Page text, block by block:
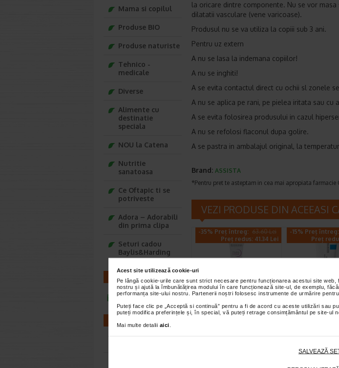
Acest site utilizează cookie-uri
Pe lângă cookie-urile care sunt strict necesare pentru funcționarea acestui site
nostru și ajută la îmbunătățirea modului în care funcționează site-ul, de exemplu,
performanța site-ului nostru. Partenerii noștri folosesc instrumente de urmărire
Puteți face clic pe „Acceptă si continuă” pentru a fi de acord cu aceste utilizări sau
puteți modifica preferințele și, în special, vă puteți retrage consimțământul pe site-ul
Mai multe detalii aici
SALVEAZĂ
la oricare dintre componente. Nu se vor
dilatatii vasculare (vene varicoase).
Produsul nu se va utiliza la copiii sub 3 ani.
Pentru uz extern
A nu se Iasa la indemana copiilor!
A nu se inghiti!
A se evita contactul direct cu ochii sl zonele
A nu se aplica pe rani, pe pielea iritata sau cu
A se evita folosirea produsului in cazul
A nu se refolosi flaconul dupa golire.
A se pastra in ambalajul original, la
Brand: ASSISTA
*Pentru pret te asteptam in cea mai apropiata farmacie
VEZI PRODUSE DIN ACEEASI
-35% Preț întreg: 63.60 Lei
Preț redus: 41.34 Lei
Crema reparatoare
Cicabio Creme+, 40
-15% Preț întreg:
Preț
CICAPLAST
Balsam
indicatii multiple,
Mama si copilul
Produse BIO
Produse naturiste
Tehnico -
medicale
Diverse
Alimente cu
destinatie
speciala
NOU la Catena
Nutritie
sanatoasa
Ce Oftapic ti se
potriveste
Adora – Adorabili
din prima clipa
Seturi cadou
Baylis&Harding
CONTACT
infoline@catena.ro